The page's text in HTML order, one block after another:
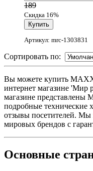
189
Скидка 16%
Артикул: mrc-1303831
Сортировать по:
Вы можете купить
интернет магазине 'Мир
магазине представлены
подробные технические
отзывы посетителей.
мировых брендов с
Основные